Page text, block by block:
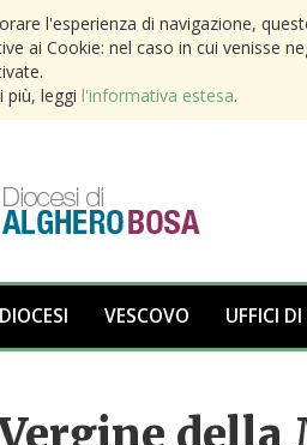
l'esperienza di navigazione,
ai Cookie: nel caso in cui venisse
più, leggi l'informativa estesa.
DIOCESI VESCOVO UFFICI